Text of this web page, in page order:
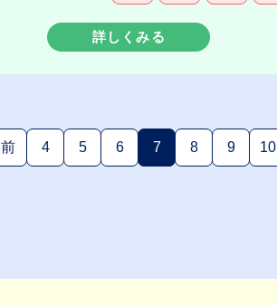
詳しくみる
前 4 5 6 7(現在のページ)
8 9 10